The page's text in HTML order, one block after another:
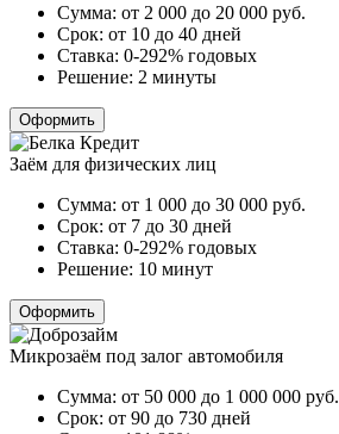
Сумма: от 2 000 до 20 000 руб.
Срок: от 10 до 40 дней
Ставка: 0-292% годовых
Решение: 2 минуты
Оформить
Заём для физических лиц
Сумма: от 1 000 до 30 000 руб.
Срок: от 7 до 30 дней
Ставка: 0-292% годовых
Решение: 10 минут
Оформить
Микрозаём под залог автомобиля
Сумма: от 50 000 до 1 000 000 руб.
Срок: от 90 до 730 дней